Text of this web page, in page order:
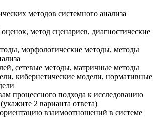
методов системного анализа
метод сценариев, диагностические
морфологические методы, методы
сетевые методы, матричные методы
кибернетические модели, нормативные
процессного подхода к исследованию
2 варианта ответа)
взаимоотношений в системе